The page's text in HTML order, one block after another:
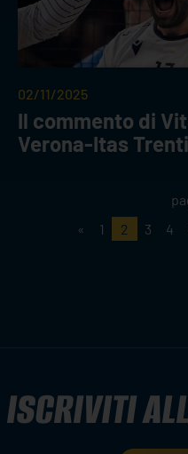
02/11/2025
Il commento di
Verona-Itas
«
1 2 3 4
ISCRIVITI